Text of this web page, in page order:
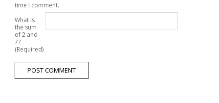
time I comment.
What is
the sum
of 2 and
7?
(Required)